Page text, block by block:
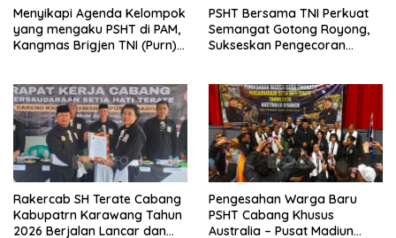
Menyikapi Agenda Kelompok
yang mengaku PSHT di PAM,
Kangmas Brigjen TNI (Purn)
PSHT Bersama TNI Perkuat
Semangat Gotong Royong,
Sukseskan Pengecoran
Rakercab SH Terate Cabang
Kabupatrn Karawang Tahun
2026 Berjalan Lancar dan
Pengesahan Warga Baru
PSHT Cabang Khusus
Australia – Pusat Madiun